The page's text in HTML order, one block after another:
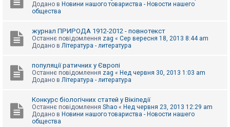
и
е
ш
к
Додано в Новини нашого товариства - Новости нашего
общества
журнал ПРИРОДА 1912-2012 - повнотекст
Останнє повідомлення zag « Сер вересня 18, 2013 8:44 am
Додано в Література - литература
популяції ратичних у Європі
Останнє повідомлення zag « Нед червня 30, 2013 1:03 am
Додано в Література - литература
Конкурс біологічних статей у Вікіпедії
Останнє повідомлення Shao « Нед червня 23, 2013 12:29 am
Додано в Новини нашого товариства - Новости нашего
общества